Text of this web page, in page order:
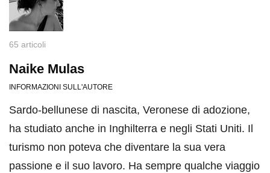
65 articoli
Naike Mulas
INFORMAZIONI SULL'AUTORE
Sardo-bellunese di nascita, Veronese di adozione,
ha studiato anche in Inghilterra e negli Stati Uniti. Il
turismo non poteva che diventare la sua vera
passione e il suo lavoro. Ha sempre qualche viaggio